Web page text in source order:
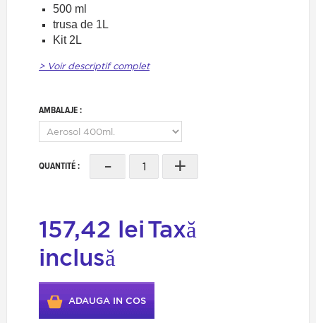
500 ml
trusa de 1L
Kit 2L
> Voir descriptif complet
AMBALAJE :
QUANTITÉ : - +
157,42 leiTaxă
inclusă
ADAUGA IN COS